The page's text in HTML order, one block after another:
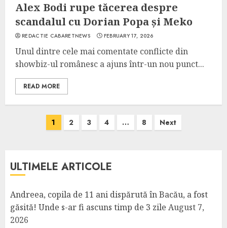
Alex Bodi rupe tăcerea despre
scandalul cu Dorian Popa și Meko
REDACTIE CABARETNEWS FEBRUARY 17, 2026
Unul dintre cele mai comentate conflicte din
showbiz-ul românesc a ajuns într-un nou punct...
READ MORE
1 2 3 4 … 8 Next
ULTIMELE ARTICOLE
Andreea, copila de 11 ani dispărută în Bacău, a fost
găsită! Unde s-ar fi ascuns timp de 3 zile August 7,
2026